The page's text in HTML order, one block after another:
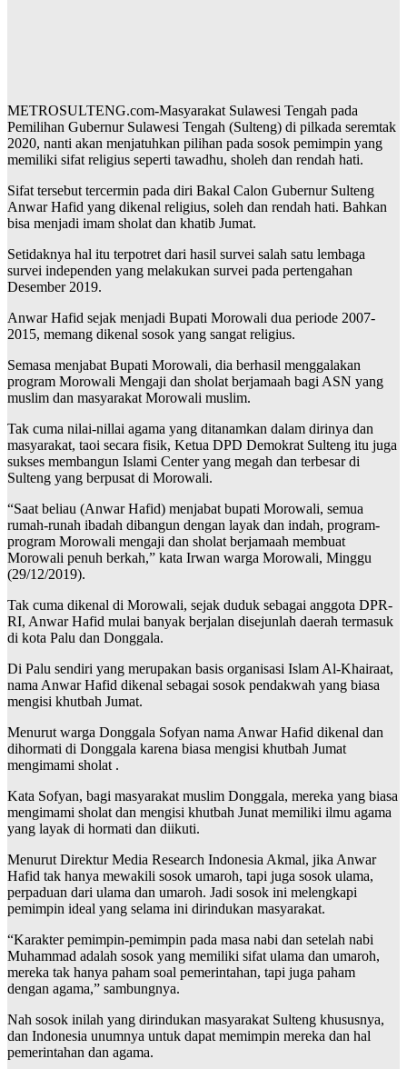
METROSULTENG.com-Masyarakat Sulawesi Tengah pada
Pemilihan Gubernur Sulawesi Tengah (Sulteng) di pilkada seremtak
2020, nanti akan menjatuhkan pilihan pada sosok pemimpin yang
memiliki sifat religius seperti tawadhu, sholeh dan rendah hati.
Sifat tersebut tercermin pada diri Bakal Calon Gubernur Sulteng
Anwar Hafid yang dikenal religius, soleh dan rendah hati. Bahkan
bisa menjadi imam sholat dan khatib Jumat.
Setidaknya hal itu terpotret dari hasil survei salah satu lembaga
survei independen yang melakukan survei pada pertengahan
Desember 2019.
Anwar Hafid sejak menjadi Bupati Morowali dua periode 2007-
2015, memang dikenal sosok yang sangat religius.
Semasa menjabat Bupati Morowali, dia berhasil menggalakan
program Morowali Mengaji dan sholat berjamaah bagi ASN yang
muslim dan masyarakat Morowali muslim.
Tak cuma nilai-nillai agama yang ditanamkan dalam dirinya dan
masyarakat, taoi secara fisik, Ketua DPD Demokrat Sulteng itu juga
sukses membangun Islami Center yang megah dan terbesar di
Sulteng yang berpusat di Morowali.
“Saat beliau (Anwar Hafid) menjabat bupati Morowali, semua
rumah-runah ibadah dibangun dengan layak dan indah, program-
program Morowali mengaji dan sholat berjamaah membuat
Morowali penuh berkah,” kata Irwan warga Morowali, Minggu
(29/12/2019).
Tak cuma dikenal di Morowali, sejak duduk sebagai anggota DPR-
RI, Anwar Hafid mulai banyak berjalan disejunlah daerah termasuk
di kota Palu dan Donggala.
Di Palu sendiri yang merupakan basis organisasi Islam Al-Khairaat,
nama Anwar Hafid dikenal sebagai sosok pendakwah yang biasa
mengisi khutbah Jumat.
Menurut warga Donggala Sofyan nama Anwar Hafid dikenal dan
dihormati di Donggala karena biasa mengisi khutbah Jumat
mengimami sholat .
Kata Sofyan, bagi masyarakat muslim Donggala, mereka yang biasa
mengimami sholat dan mengisi khutbah Junat memiliki ilmu agama
yang layak di hormati dan diikuti.
Menurut Direktur Media Research Indonesia Akmal, jika Anwar
Hafid tak hanya mewakili sosok umaroh, tapi juga sosok ulama,
perpaduan dari ulama dan umaroh. Jadi sosok ini melengkapi
pemimpin ideal yang selama ini dirindukan masyarakat.
“Karakter pemimpin-pemimpin pada masa nabi dan setelah nabi
Muhammad adalah sosok yang memiliki sifat ulama dan umaroh,
mereka tak hanya paham soal pemerintahan, tapi juga paham
dengan agama,” sambungnya.
Nah sosok inilah yang dirindukan masyarakat Sulteng khususnya,
dan Indonesia unumnya untuk dapat memimpin mereka dan hal
pemerintahan dan agama.